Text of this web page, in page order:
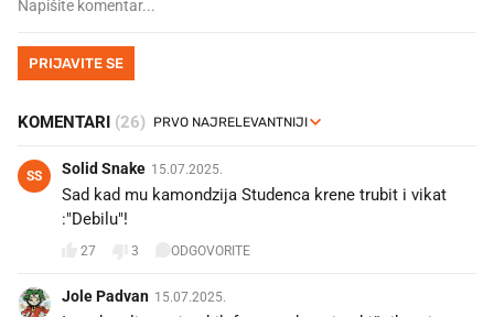
PRIJAVITE SE
KOMENTARI (26)
SS Solid Snake 15.07.2025.
Sad kad mu kamondzija Studenca krene trubit i vikat
:"Debilu"!
27 3 ODGOVORITE
Jole Padvan 15.07.2025.